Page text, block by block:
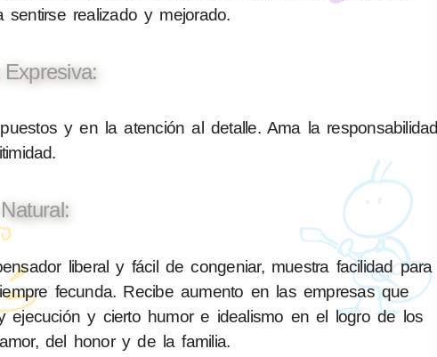
realizado y mejorado.
y en la atención al detalle. Ama la responsabilidad
liberal y fácil de congeniar, muestra facilidad para
fecunda. Recibe aumento en las empresas que
ejecución y cierto humor e idealismo en el logro de los
del honor y de la familia.